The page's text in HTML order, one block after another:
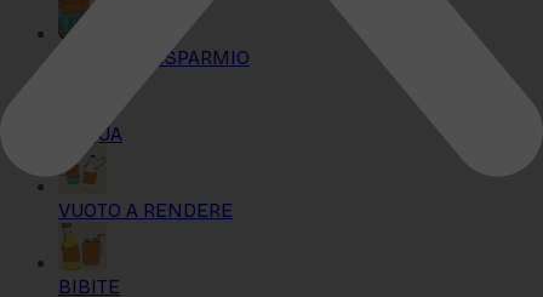
KIT MAXI RISPARMIO
ACQUA
VUOTO A RENDERE
BIBITE